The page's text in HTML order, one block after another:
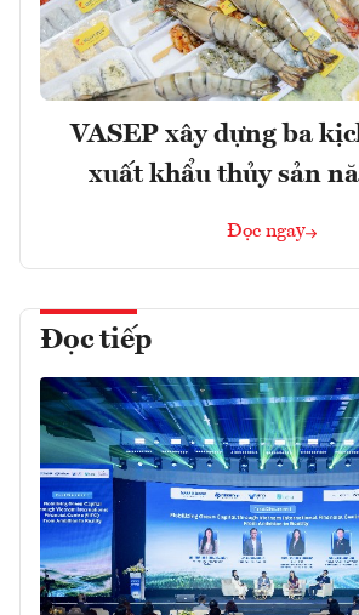
VASEP xây dựng ba
xuất khẩu thủy sản
Đọc ngay
Đọc tiếp